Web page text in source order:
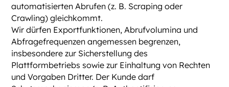
automatisierten Abrufen (z. B. Scraping oder
Crawling) gleichkommt.
Wir dürfen Exportfunktionen, Abrufvolumina und
Abfragefrequenzen angemessen begrenzen,
insbesondere zur Sicherstellung des
Plattformbetriebs sowie zur Einhaltung von Rechten
und Vorgaben Dritter. Der Kunde darf